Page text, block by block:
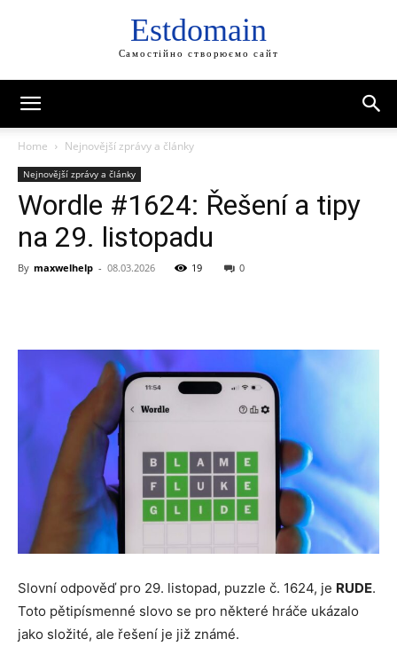
Estdomain
Самостійно створюємо сайт
Home Nejnovější zprávy a články
Nejnovější zprávy a články
Wordle #1624: Řešení a tipy
na 29. listopadu
By maxwelhelp - 08.03.2026 19 0
Slovní odpověď pro 29. listopad, puzzle č. 1624, je RUDE.
Toto pětipísmenné slovo se pro některé hráče ukázalo
jako složité, ale řešení je již známé.